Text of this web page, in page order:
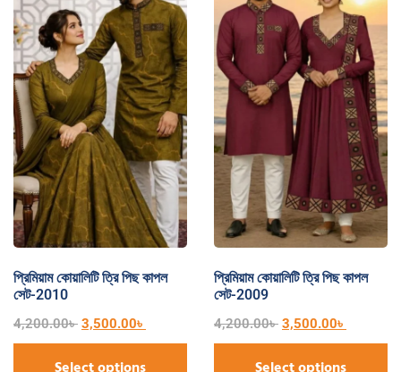
প্রিমিয়াম কোয়ালিটি ত্রি পিছ কাপল
সেট-2010
4,200.00৳ 3,500.00৳
প্রিমিয়াম কোয়ালিটি ত্রি পিছ কাপল
সেট-2009
4,200.00৳ 3,500.00৳